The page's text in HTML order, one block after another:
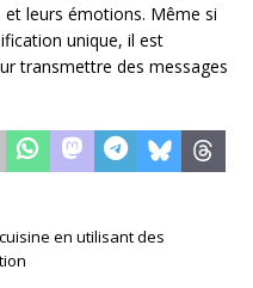
leurs émotions. Même si
unique, il est
transmettre des messages
en utilisant des